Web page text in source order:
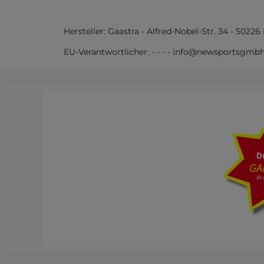
Hersteller: Gaastra - Alfred-Nobel-Str. 34 - 50226
EU-Verantwortlicher: - - - -